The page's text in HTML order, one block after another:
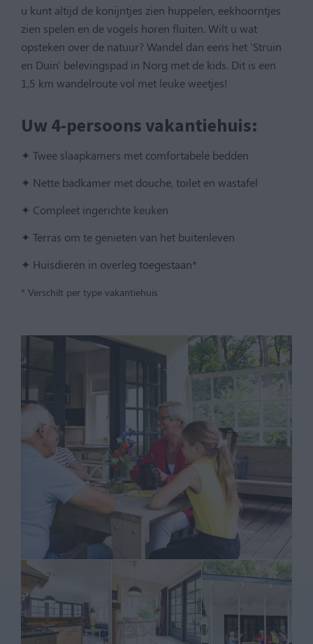
u kunt altijd de konijntjes zien huppelen, eekhoorntjes
zien spelen en de vogels horen fluiten. Wilt u wat
opsteken over de natuur? Wandel dan eens het 'Struin
en Duin' belevingspad in Norg met de kids. Dit is een
1,5 km wandelroute vol met leuke weetjes!
Uw 4-persoons vakantiehuis:
✦ Twee slaapkamers met comfortabele bedden
✦ Nette badkamer met douche, toilet en wastafel
✦ Compleet ingerichte keuken
✦ Terras om te genieten van het buitenleven
✦ Huisdieren in overleg toegestaan*
* Verschilt per type vakantiehuis